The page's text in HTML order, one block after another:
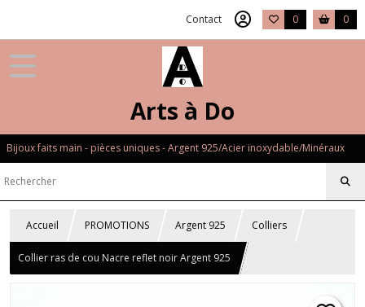
Contact 0 0
Arts à Do
Bijoux faits main - pièces uniques - Argent 925/Acier inoxydable/Minéraux
Accueil PROMOTIONS Argent 925 Colliers
Collier ras de cou Nacre reflet noir Argent 925